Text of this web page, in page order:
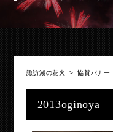
諏訪湖の花火 >協賛バナー
2013oginoya